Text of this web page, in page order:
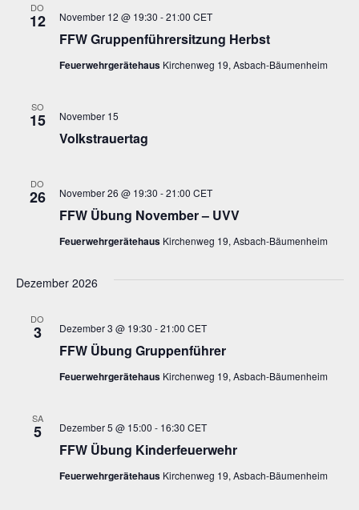
DO
12
FFW Gruppenführersitzung Herbst
November 12 @ 19:30 -21:00 CET
Feuerwehrgerätehaus Kirchenweg 19, Asbach-Bäumenheim
SO
15
Volkstrauertag
November 15
DO
26
FFW Übung November – UVV
November 26 @ 19:30 -21:00 CET
Feuerwehrgerätehaus Kirchenweg 19, Asbach-Bäumenheim
Dezember 2026
DO
3
FFW Übung Gruppenführer
Dezember 3 @ 19:30 -21:00 CET
Feuerwehrgerätehaus Kirchenweg 19, Asbach-Bäumenheim
SA
5
FFW Übung Kinderfeuerwehr
Dezember 5 @ 15:00 - 16:30 CET
Feuerwehrgerätehaus Kirchenweg 19, Asbach-Bäumenheim